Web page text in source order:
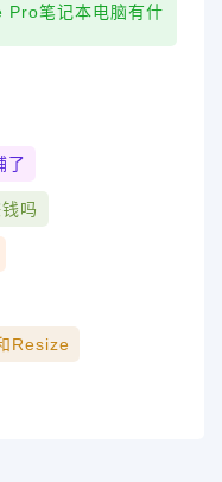
Pro笔记本电脑有什
了
吗
resize